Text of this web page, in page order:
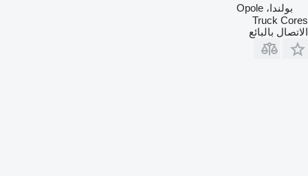
بولندا، Opole
Truck Cores
الاتصال بالبائع